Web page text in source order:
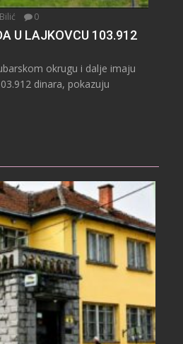
0
U LAJKOVCU 103.912
okrugu i dalje imaju
dinara, pokazuju